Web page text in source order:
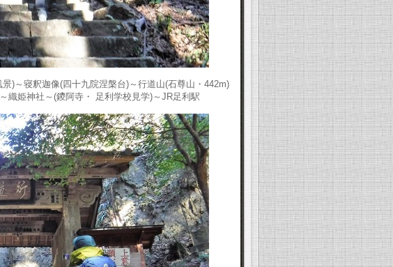
)～寝釈迦像(四十九院涅槃台)～行道山(石尊山・442m)
織姫神社～(鑁阿寺・ 足利学校見学)～JR足利駅